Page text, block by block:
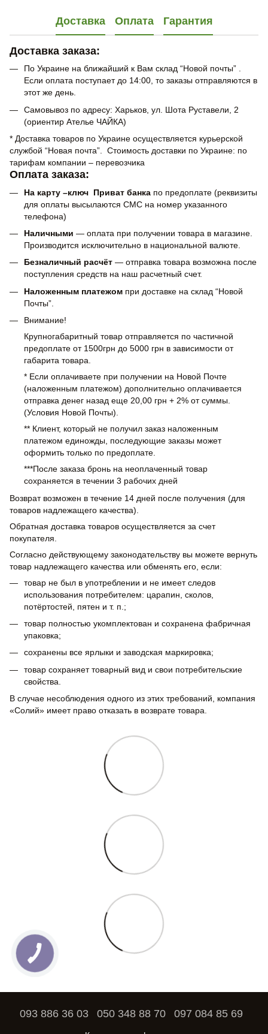
Доставка Оплата Гарантия
Доставка заказа:
По Украине на ближайший к Вам склад “Новой почты” .
Если оплата поступает до 14:00, то заказы отправляются в
этот же день.
Самовывоз по адресу: Харьков, ул. Шота Руставели, 2
(ориентир Ателье ЧАЙКА)
* Доставка товаров по Украине осуществляется курьерской
службой “Новая почта”. Стоимость доставки по Украине: по
тарифам компании – перевозчика
Оплата заказа:
На карту –ключ Приват банка по предоплате (реквизиты
для оплаты высылаются СМС на номер указанного
телефона)
Наличными — оплата при получении товара в магазине.
Производится исключительно в национальной валюте.
Безналичный расчёт — отправка товара возможна после
поступления средств на наш расчетный счет.
Наложенным платежом при доставке на склад “Новой
Почты”.
Внимание!
Крупногабаритный товар отправляется по частичной
предоплате от 1500грн до 5000 грн в зависимости от
габарита товара.
* Если оплачиваете при получении на Новой Почте
(наложенным платежом) дополнительно оплачивается
отправка денег назад еще 20,00 грн + 2% от суммы.
(Условия Новой Почты).
** Клиент, который не получил заказ наложенным
платежом единожды, последующие заказы может
оформить только по предоплате.
***После заказа бронь на неоплаченный товар
сохраняется в течении 3 рабочих дней
Возврат возможен в течение 14 дней после получения (для
товаров надлежащего качества).
Обратная доставка товаров осуществляется за счет
покупателя.
Согласно действующему законодательству вы можете вернуть
товар надлежащего качества или обменять его, если:
товар не был в употреблении и не имеет следов
использования потребителем: царапин, сколов,
потёртостей, пятен и т. п.;
товар полностью укомплектован и сохранена фабричная
упаковка;
сохранены все ярлыки и заводская маркировка;
товар сохраняет товарный вид и свои потребительские
свойства.
В случае несоблюдения одного из этих требований, компания
«Солий» имеет право отказать в возврате товара.
093 886 36 03 050 348 88 70 097 084 85 69